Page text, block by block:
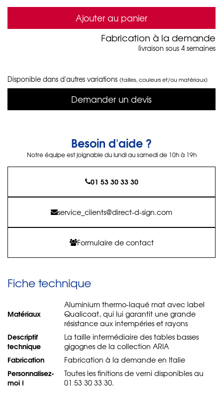
Ajouter au panier
Fabrication à la demande
livraison sous 4 semaines
Disponible dans d'autres variations (tailles, couleurs et/ou matériaux)
Demander un devis
Besoin d'aide ?
Notre équipe est joignable du lundi au samedi de 10h à 19h
01 53 30 33 30
service_clients@direct-d-sign.com
Formulaire de contact
Fiche technique
Matériaux
Aluminium thermo-laqué mat avec label
Qualicoat, qui lui garantit une grande
résistance aux intempéries et rayons
Descriptif
technique
La taille intermédiaire des tables basses
gigognes de la collection ARIA
Fabrication Fabrication à la demande en Italie
Personnalisez-
moi !
Toutes les finitions de verni disponibles au
01 53 30 33 30.